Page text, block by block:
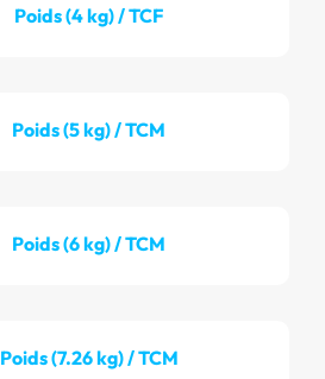
Poids (4 kg) / TCF
Poids (5 kg) / TCM
Poids (6 kg) / TCM
Poids (7.26 kg) / TCM